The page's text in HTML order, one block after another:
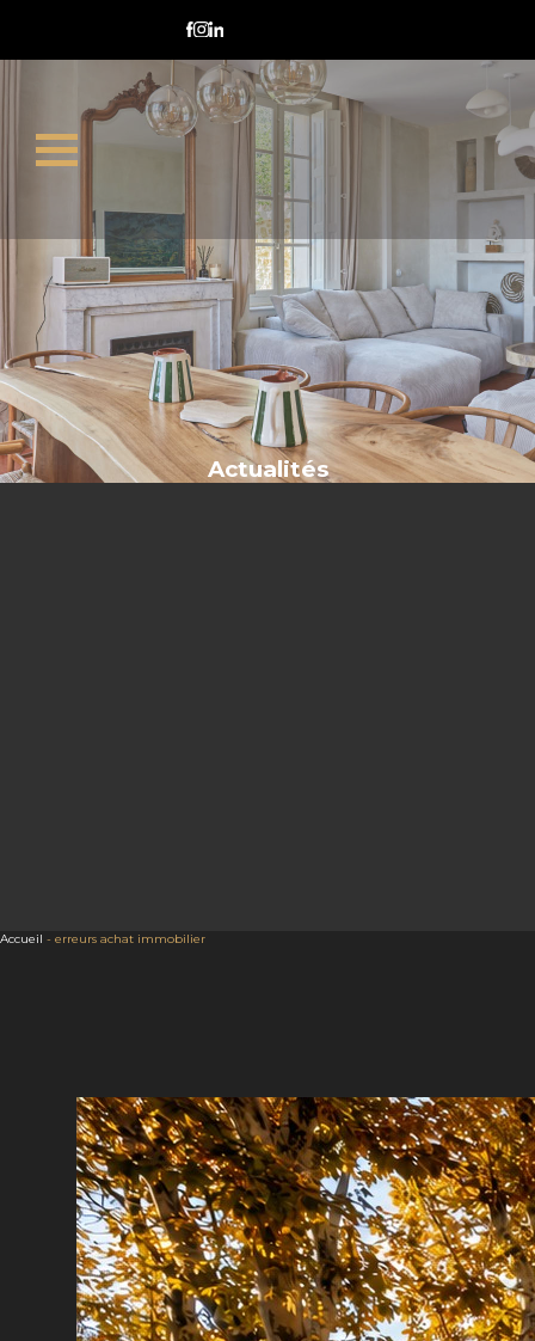
erreurs achat immobilier
Actualités
Accueil - erreurs achat immobilier